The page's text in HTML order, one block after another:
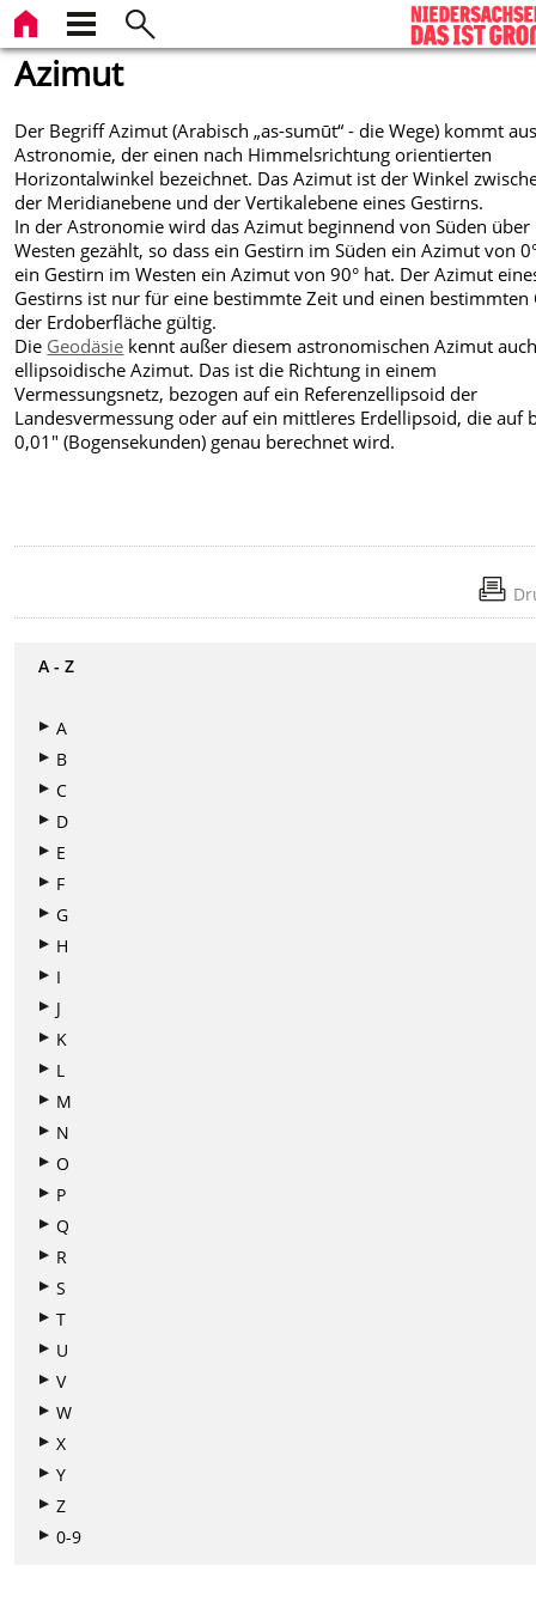
Azimut
Der Begriff Azimut (Arabisch „as-sumūt“ - die Wege) kommt
Astronomie, der einen nach Himmelsrichtung orientierten
Horizontalwinkel bezeichnet. Das Azimut ist der Winkel
der Meridianebene und der Vertikalebene eines Gestirns.
In der Astronomie wird das Azimut beginnend von Süden über
Westen gezählt, so dass ein Gestirn im Süden ein Azimut von
ein Gestirn im Westen ein Azimut von 90° hat. Der Azimut
Gestirns ist nur für eine bestimmte Zeit und einen bestimmten
der Erdoberfläche gültig.
Die Geodäsie kennt außer diesem astronomischen Azimut
ellipsoidische Azimut. Das ist die Richtung in einem
Vermessungsnetz, bezogen auf ein Referenzellipsoid der
Landesvermessung oder auf ein mittleres Erdellipsoid, die auf
0,01" (Bogensekunden) genau berechnet wird.
A - Z
A
B
C
D
E
F
G
H
I
J
K
L
M
N
O
P
Q
R
S
T
U
V
W
X
Y
Z
0-9